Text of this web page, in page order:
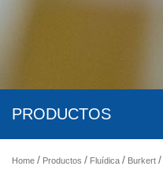
PRODUCTOS
Home Productos Fluídica Burkert